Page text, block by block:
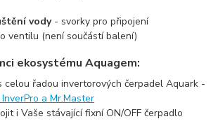
vody - svorky pro připojení
ventilu (není součástí balení)
ekosystému Aquagem:
celou řadou invertorových čerpadel Aquark -
InverPro a Mr.Master
i Vaše stávající fixní ON/OFF čerpadlo